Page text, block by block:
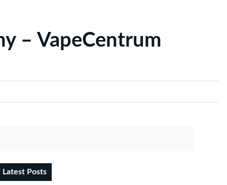
– VapeCentrum
Latest Posts